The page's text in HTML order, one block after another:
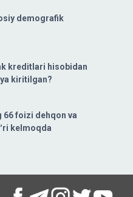
demografik
kreditlari hisobidan
kiritilgan?
foizi dehqon va
kelmoqda